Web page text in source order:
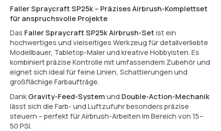
Faller Spraycraft SP25k – Präzises Airbrush-Komplettset
für anspruchsvolle Projekte
Das Faller Spraycraft SP25k Airbrush-Set ist ein
hochwertiges und vielseitiges Werkzeug für detailverliebte
Modellbauer, Tabletop-Maler und kreative Hobbyisten. Es
kombiniert präzise Kontrolle mit umfassendem Zubehör und
eignet sich ideal für feine Linien, Schattierungen und
großflächige Farbaufträge.
Dank Gravity-Feed-System und Double-Action-Mechanik
lässt sich die Farb- und Luftzufuhr besonders präzise
steuern – perfekt für Airbrush-Arbeiten im Bereich von 15–
50 PSI.